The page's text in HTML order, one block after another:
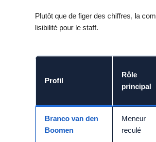
Plutôt que de figer des chiffres, la
lisibilité pour le staff.
Profil
Rôle
principal
Branco van den
Boomen
Meneur
reculé